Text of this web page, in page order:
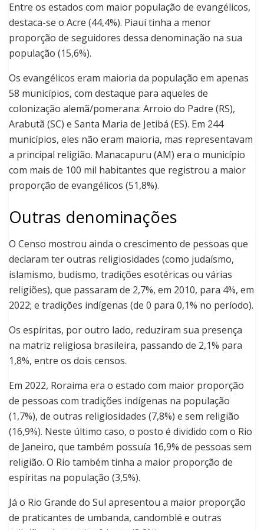
Entre os estados com maior população de evangélicos,
destaca-se o Acre (44,4%). Piauí tinha a menor
proporção de seguidores dessa denominação na sua
população (15,6%).
Os evangélicos eram maioria da população em apenas
58 municípios, com destaque para aqueles de
colonização alemã/pomerana: Arroio do Padre (RS),
Arabutã (SC) e Santa Maria de Jetibá (ES). Em 244
municípios, eles não eram maioria, mas representavam
a principal religião. Manacapuru (AM) era o município
com mais de 100 mil habitantes que registrou a maior
proporção de evangélicos (51,8%).
Outras denominações
O Censo mostrou ainda o crescimento de pessoas que
declaram ter outras religiosidades (como judaísmo,
islamismo, budismo, tradições esotéricas ou várias
religiões), que passaram de 2,7%, em 2010, para 4%, em
2022; e tradições indígenas (de 0 para 0,1% no período).
Os espíritas, por outro lado, reduziram sua presença
na matriz religiosa brasileira, passando de 2,1% para
1,8%, entre os dois censos.
Em 2022, Roraima era o estado com maior proporção
de pessoas com tradições indígenas na população
(1,7%), de outras religiosidades (7,8%) e sem religião
(16,9%). Neste último caso, o posto é dividido com o Rio
de Janeiro, que também possuía 16,9% de pessoas sem
religião. O Rio também tinha a maior proporção de
espíritas na população (3,5%).
Já o Rio Grande do Sul apresentou a maior proporção
de praticantes de umbanda, candomblé e outras